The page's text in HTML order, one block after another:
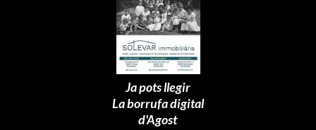
Ja pots llegir
La borrufa digital
d'Agost